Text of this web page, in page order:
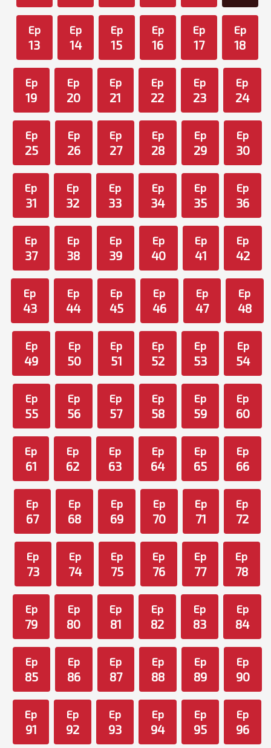
Ep
13
Ep
14
Ep
15
Ep
16
Ep
17
Ep
18
Ep
19
Ep
20
Ep
21
Ep
22
Ep
23
Ep
24
Ep
25
Ep
26
Ep
27
Ep
28
Ep
29
Ep
30
Ep
31
Ep
32
Ep
33
Ep
34
Ep
35
Ep
36
Ep
37
Ep
38
Ep
39
Ep
40
Ep
41
Ep
42
Ep
43
Ep
44
Ep
45
Ep
46
Ep
47
Ep
48
Ep
49
Ep
50
Ep
51
Ep
52
Ep
53
Ep
54
Ep
55
Ep
56
Ep
57
Ep
58
Ep
59
Ep
60
Ep
61
Ep
62
Ep
63
Ep
64
Ep
65
Ep
66
Ep
67
Ep
68
Ep
69
Ep
70
Ep
71
Ep
72
Ep
73
Ep
74
Ep
75
Ep
76
Ep
77
Ep
78
Ep
79
Ep
80
Ep
81
Ep
82
Ep
83
Ep
84
Ep
85
Ep
86
Ep
87
Ep
88
Ep
89
Ep
90
Ep
91
Ep
92
Ep
93
Ep
94
Ep
95
Ep
96